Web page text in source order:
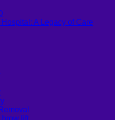
A Legacy of Care